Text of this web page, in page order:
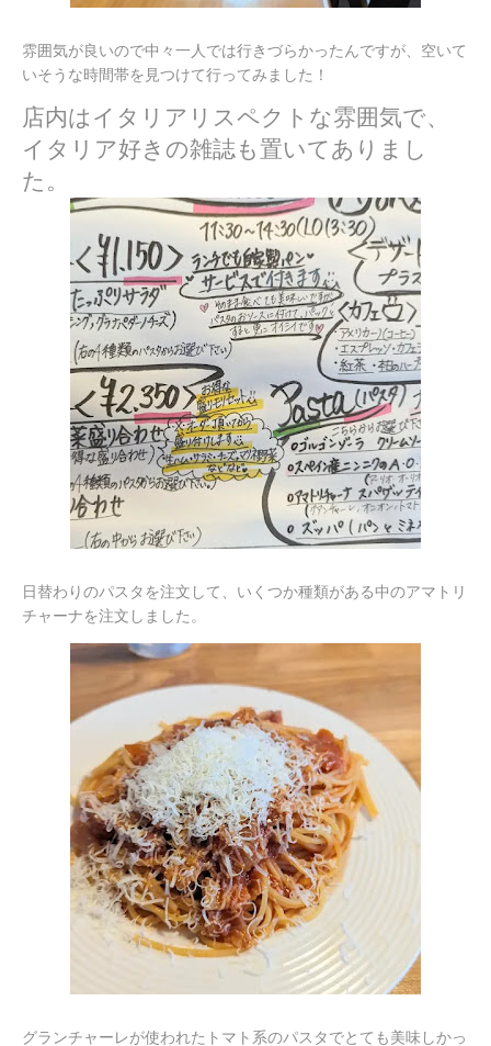
雰囲気が良いので中々一人では行きづらかったんですが、空いて
いそうな時間帯を見つけて行ってみました！
店内はイタリアリスペクトな雰囲気で、
イタリア好きの雑誌も置いてありまし
た。
日替わりのパスタを注文して、いくつか種類がある中のアマトリ
チャーナを注文しました。
グランチャーレが使われたトマト系のパスタでとても美味しかっ